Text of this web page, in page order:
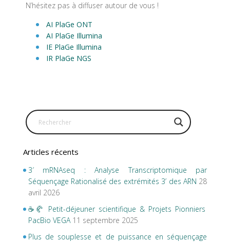
N’hésitez pas à diffuser autour de vous !
AI PlaGe ONT
AI PlaGe Illumina
IE PlaGe Illumina
IR PlaGe NGS
Articles récents
3′ mRNAseq : Analyse Transcriptomique par
Séquençage Rationalisé des extrémités 3’ des ARN 28
avril 2026
☕🥐 Petit-déjeuner scientifique & Projets Pionniers
PacBio VEGA 11 septembre 2025
Plus de souplesse et de puissance en séquençage